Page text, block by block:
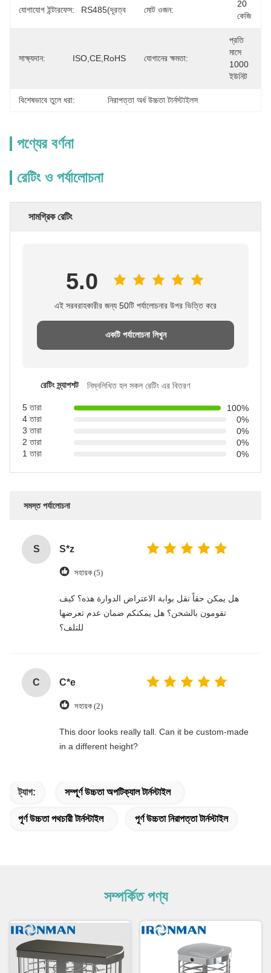
যোগাযোগ ইন্টারফেস: RS485(দূরত্ব মোট ওজন:
20
কেজি
সাক্ষ্যদান: ISO,CE,RoHS যোগানের ক্ষমতা:
প্রতি
মাসে
1000
ইউনিট
বিশেষভাবে তুলে ধরা: নিরাপত্তা অর্ধ উচ্চতা টার্নস্টাইলস
পণ্যের বর্ণনা
রেটিং ও পর্যালোচনা
সামগ্রিক রেটিং
5.0
এই সরবরাহকারীর জন্য 50টি পর্যালোচনার উপর ভিত্তি করে
একটি পর্যালোচনা লিখুন
রেটিং স্ন্যাপশট নিম্নলিখিত হল সকল রেটিং এর বিতরণ
5 তারা
100%
4 তারা
0%
3 তারা
0%
2 তারা
0%
1 তারা
0%
সমস্ত পর্যালোচনা
S S*z
সহায়ক (5)
هل يمكن حقاً نقل بوابة الاعتراض الدوارة هذه؟ كيف
تقومون بالشحن؟ هل يمكنكم ضمان عدم تعرضها
للتلف؟
C C*e
সহায়ক (2)
This door looks really tall. Can it be custom-made
in a different height?
ট্যাগ: সম্পূর্ণ উচ্চতা অপটিক্যাল টার্নস্টাইল
পূর্ণ উচ্চতা পথচারী টার্নস্টাইল পূর্ণ উচ্চতা নিরাপত্তা টার্নস্টাইল
সম্পর্কিত পণ্য